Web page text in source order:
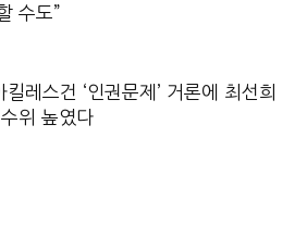
수도”
킬레스건 ‘인권문제’ 거론에 최선희
위 높였다